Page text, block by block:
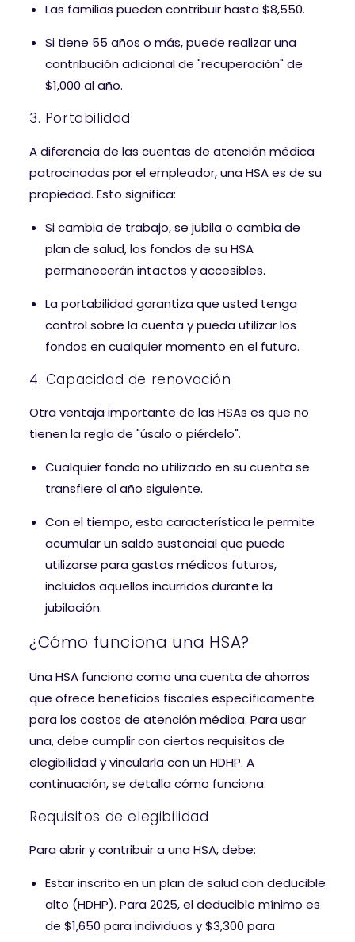
Las familias pueden contribuir hasta $8,550.
Si tiene 55 años o más, puede realizar una
contribución adicional de "recuperación" de
$1,000 al año.
3. Portabilidad
A diferencia de las cuentas de atención médica
patrocinadas por el empleador, una HSA es de su
propiedad. Esto significa:
Si cambia de trabajo, se jubila o cambia de
plan de salud, los fondos de su HSA
permanecerán intactos y accesibles.
La portabilidad garantiza que usted tenga
control sobre la cuenta y pueda utilizar los
fondos en cualquier momento en el futuro.
4. Capacidad de renovación
Otra ventaja importante de las HSAs es que no
tienen la regla de "úsalo o piérdelo".
Cualquier fondo no utilizado en su cuenta se
transfiere al año siguiente.
Con el tiempo, esta característica le permite
acumular un saldo sustancial que puede
utilizarse para gastos médicos futuros,
incluidos aquellos incurridos durante la
jubilación.
¿Cómo funciona una HSA?
Una HSA funciona como una cuenta de ahorros
que ofrece beneficios fiscales específicamente
para los costos de atención médica. Para usar
una, debe cumplir con ciertos requisitos de
elegibilidad y vincularla con un HDHP. A
continuación, se detalla cómo funciona:
Requisitos de elegibilidad
Para abrir y contribuir a una HSA, debe:
Estar inscrito en un plan de salud con deducible
alto (HDHP). Para 2025, el deducible mínimo es
de $1,650 para individuos y $3,300 para